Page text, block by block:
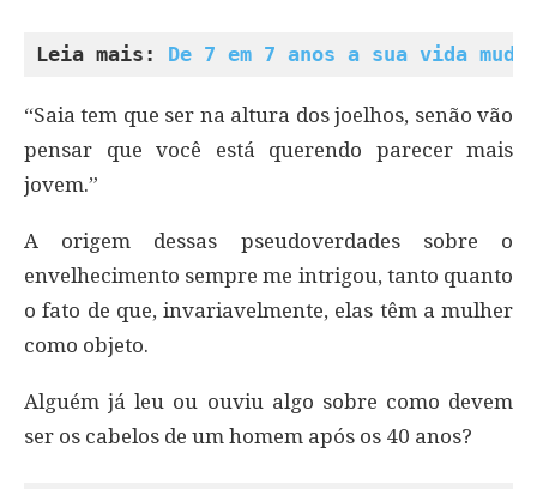
Leia mais: De 7 em 7 anos a sua vida
“Saia tem que ser na altura dos joelhos, senão vão
pensar que você está querendo parecer mais
jovem.”
A origem dessas pseudoverdades sobre o
envelhecimento sempre me intrigou, tanto quanto
o fato de que, invariavelmente, elas têm a mulher
como objeto.
Alguém já leu ou ouviu algo sobre como devem
ser os cabelos de um homem após os 40 anos?